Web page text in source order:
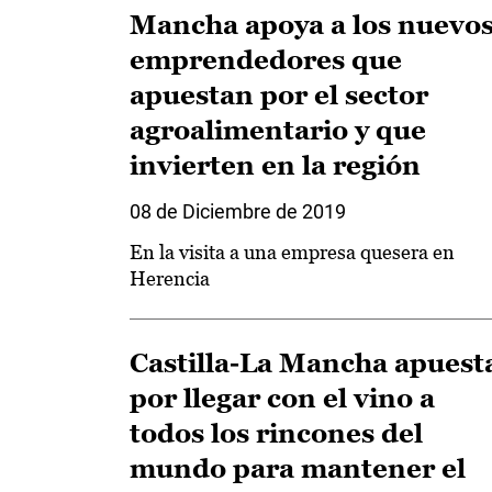
Mancha apoya a los
emprendedores que
apuestan por el sector
agroalimentario y que
invierten en la región
08 de Diciembre de 2019
En la visita a una empresa quesera en
Herencia
Castilla-La Mancha
por llegar con el vino a
todos los rincones del
mundo para mantener el